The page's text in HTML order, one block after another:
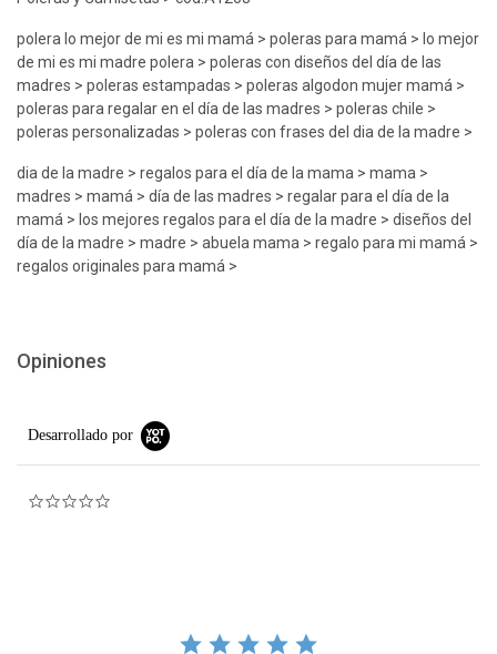
polera lo mejor de mi es mi mamá > poleras para mamá > lo mejor
de mi es mi madre polera > poleras con diseños del día de las
madres > poleras estampadas > poleras algodon mujer mamá >
poleras para regalar en el día de las madres > poleras chile >
poleras personalizadas > poleras con frases del dia de la madre >
dia de la madre > regalos para el día de la mama > mama >
madres > mamá > día de las madres > regalar para el día de la
mamá > los mejores regalos para el día de la madre > diseños del
día de la madre > madre > abuela mama > regalo para mi mamá >
regalos originales para mamá >
Opiniones
Desarrollado por